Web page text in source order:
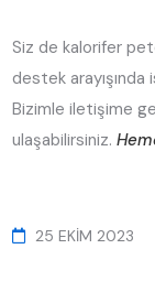
Siz de kalorifer
destek
Bizimle iletişime
ulaşabilirsiniz.
25 EKIM 2023